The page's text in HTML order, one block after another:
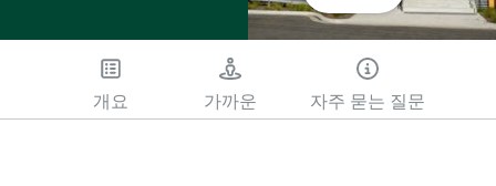
개요 가까운 자주 묻는 질문